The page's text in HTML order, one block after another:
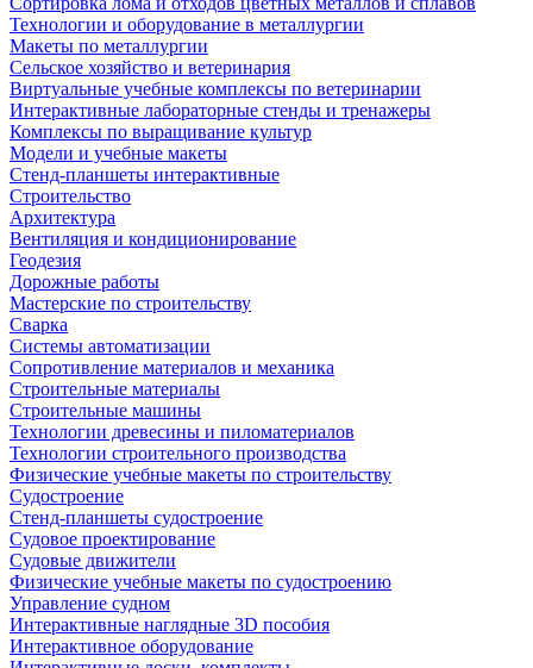
Технологии и оборудование в металлургии
Макеты по металлургии
Сельское хозяйство и ветеринария
Виртуальные учебные комплексы по ветеринарии
Интерактивные лабораторные стенды и тренажеры
Комплексы по выращивание культур
Модели и учебные макеты
Стенд-планшеты интерактивные
Строительство
Архитектура
Вентиляция и кондиционирование
Геодезия
Дорожные работы
Мастерские по строительству
Сварка
Системы автоматизации
Сопротивление материалов и механика
Строительные материалы
Строительные машины
Технологии древесины и пиломатериалов
Технологии строительного производства
Физические учебные макеты по строительству
Судостроение
Стенд-планшеты судостроение
Судовое проектирование
Судовые движители
Физические учебные макеты по судостроению
Управление судном
Интерактивные наглядные 3D пособия
Интерактивное оборудование